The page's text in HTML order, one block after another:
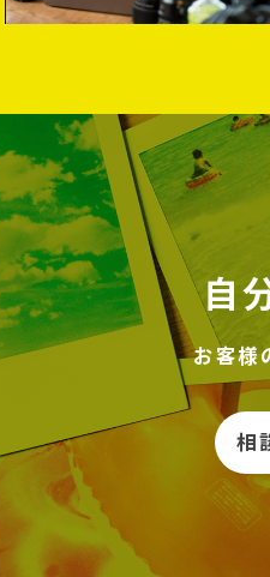
自
お客様
相